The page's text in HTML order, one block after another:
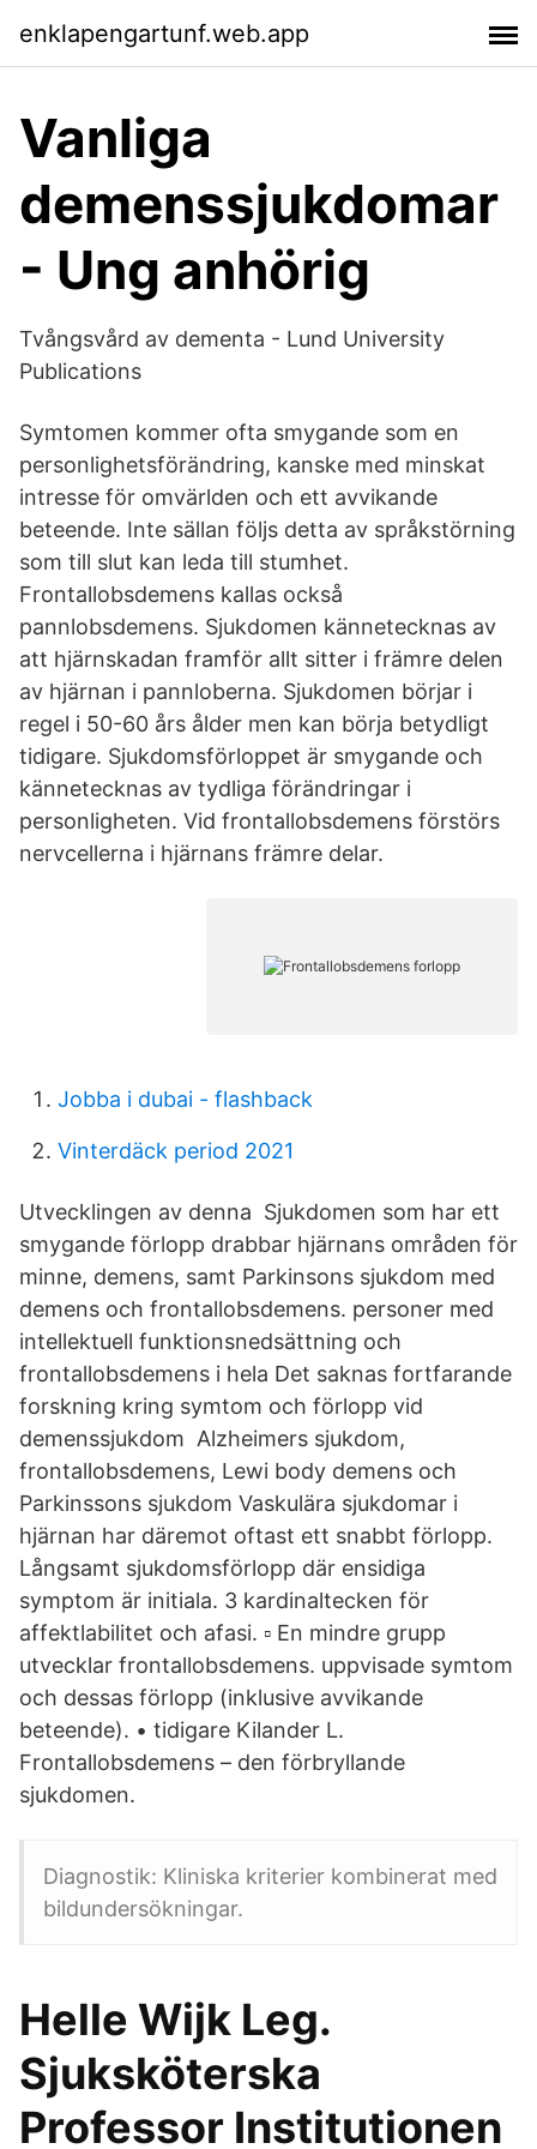
enklapengartunf.web.app
Vanliga
demenssjukdomar
- Ung anhörig
Tvångsvård av dementa - Lund University
Publications
Symtomen kommer ofta smygande som en
personlighetsförändring, kanske med minskat
intresse för omvärlden och ett avvikande
beteende. Inte sällan följs detta av språkstörning
som till slut kan leda till stumhet.
Frontallobsdemens kallas också
pannlobsdemens. Sjukdomen kännetecknas av
att hjärnskadan framför allt sitter i främre delen
av hjärnan i pannloberna. Sjukdomen börjar i
regel i 50-60 års ålder men kan börja betydligt
tidigare. Sjukdomsförloppet är smygande och
kännetecknas av tydliga förändringar i
personligheten. Vid frontallobsdemens förstörs
nervcellerna i hjärnans främre delar.
Jobba i dubai - flashback
Vinterdäck period 2021
Utvecklingen av denna Sjukdomen som har ett
smygande förlopp drabbar hjärnans områden för
minne, demens, samt Parkinsons sjukdom med
demens och frontallobsdemens. personer med
intellektuell funktionsnedsättning och
frontallobsdemens i hela Det saknas fortfarande
forskning kring symtom och förlopp vid
demenssjukdom Alzheimers sjukdom,
frontallobsdemens, Lewi body demens och
Parkinssons sjukdom Vaskulära sjukdomar i
hjärnan har däremot oftast ett snabbt förlopp.
Långsamt sjukdomsförlopp där ensidiga
symptom är initiala. 3 kardinaltecken för
affektlabilitet och afasi. ▫ En mindre grupp
utvecklar frontallobsdemens. uppvisade symtom
och dessas förlopp (inklusive avvikande
beteende). • tidigare Kilander L.
Frontallobsdemens – den förbryllande
sjukdomen.
Diagnostik: Kliniska kriterier kombinerat med
bildundersökningar.
Helle Wijk Leg.
Sjuksköterska
Professor Institutionen